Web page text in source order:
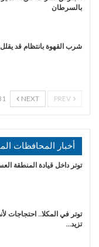
بالسرطان
شرب القهوة بانتظام قد
NEXT
1 of 118
أخبار المحافظات
توتر داخل قيادة المنطقة
توتر في المكلا.. احتجاجات
تزيد…